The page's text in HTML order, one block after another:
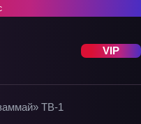
VIP
ТВ-1